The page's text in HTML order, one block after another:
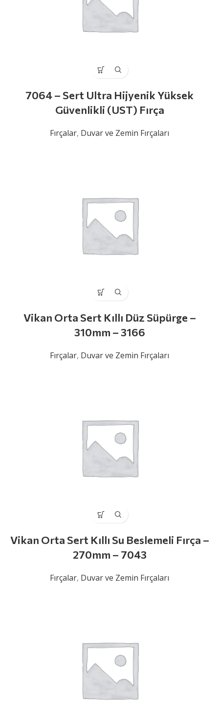
7064 – Sert Ultra Hijyenik Yüksek
Güvenlikli (UST) Fırça
Fırçalar, Duvar ve Zemin Fırçaları
Vikan Orta Sert Kıllı Düz Süpürge –
310mm – 3166
Fırçalar, Duvar ve Zemin Fırçaları
Vikan Orta Sert Kıllı Su Beslemeli Fırça –
270mm – 7043
Fırçalar, Duvar ve Zemin Fırçaları